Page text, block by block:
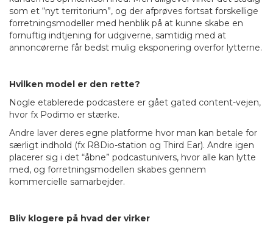
som et “nyt territorium”, og der afprøves fortsat forskellige
forretningsmodeller med henblik på at kunne skabe en
fornuftig indtjening for udgiverne, samtidig med at
annoncørerne får bedst mulig eksponering overfor lytterne.
Hvilken model er den rette?
Nogle etablerede podcastere er gået gated content-vejen,
hvor fx Podimo er stærke.
Andre laver deres egne platforme hvor man kan betale for
særligt indhold (fx R8Dio-station og Third Ear). Andre igen
placerer sig i det “åbne” podcastunivers, hvor alle kan lytte
med, og forretningsmodellen skabes gennem
kommercielle samarbejder.
Bliv klogere på hvad der virker